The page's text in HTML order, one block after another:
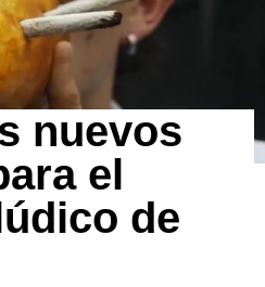
nuevos
el
de